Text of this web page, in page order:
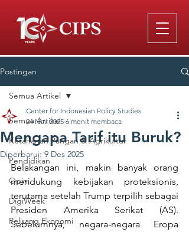
Postingan
Semua Artikel
Ketahanan Pangan & Agrikultur
Pendidikan
Opini
DigiWeek
Peluang Ekonomi
Semua Artikel
Mengapa Tarif itu Buruk?
Center for Indonesian Policy Studies
24 Nov 2025 6 menit membaca
Diperbarui: 9 Des 2025
Belakangan ini, makin banyak orang
mendukung kebijakan proteksionis,
terutama setelah Trump terpilih sebagai
Presiden Amerika Serikat (AS).
Sebelumnya, negara-negara Eropa